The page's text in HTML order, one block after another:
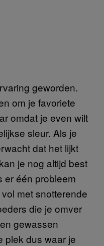
geworden.
om je favoriete
omdat je even wilt
sleur. Als je
dat het lijkt
je nog altijd best
er één probleem
met snotterende
die je omver
gewassen
plek dus waar je